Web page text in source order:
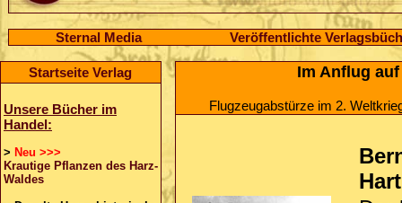
Sternal Media Veröffentlichte
Startseite Verlag
Unsere Bücher im
Handel:
> Neu >>>
Krautige Pflanzen des Harz-
Waldes
Im Anflug
Flugzeugabstürze im 2.